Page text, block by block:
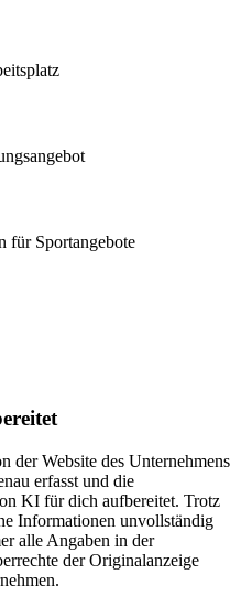
für Sportangebote
der Website des Unternehmens
erfasst und die
KI für dich aufbereitet. Trotz
Informationen unvollständig
alle Angaben in der
der Originalanzeige